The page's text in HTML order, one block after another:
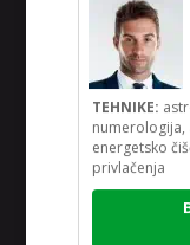
TEHNIKE:
numerologija,
energetsko
privlačenja